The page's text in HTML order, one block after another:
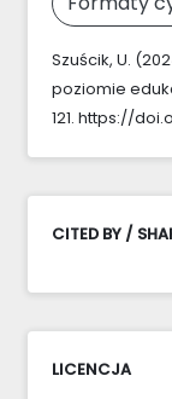
Szuścik, U.
poziomie
121. https://
CITED BY /
LICENCJA